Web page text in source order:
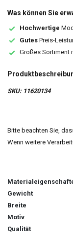
Was können Sie
Hochwertige
Gutes Preis-
Großes Sortiment
SKU: 11620134
Bitte beachten Sie,
Wenn weitere
Gewicht
Breite
Motiv
Qualität